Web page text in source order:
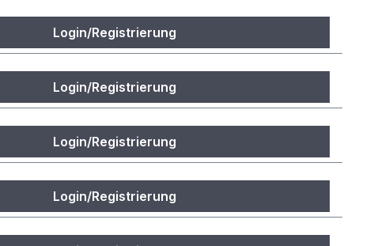
Login/Registrierung
Login/Registrierung
Login/Registrierung
Login/Registrierung